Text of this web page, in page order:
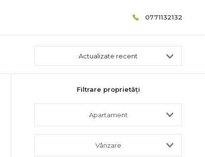
0771132132
Actualizate recent
Filtrare proprietăți
Apartament
Vânzare